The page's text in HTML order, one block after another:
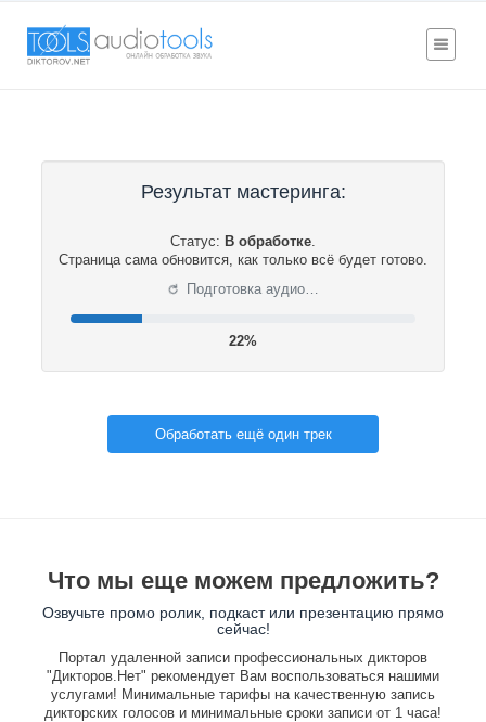
Результат мастеринга:
Статус: В обработке.
Страница сама обновится, как только всё будет готово.
⟳ Подготовка аудио…
22%
Обработать ещё один трек
Что мы еще можем предложить?
Озвучьте промо ролик, подкаст или презентацию прямо
сейчас!
Портал удаленной записи профессиональных дикторов
"Дикторов.Нет" рекомендует Вам воспользоваться нашими
услугами! Минимальные тарифы на качественную запись
дикторских голосов и минимальные сроки записи от 1 часа!